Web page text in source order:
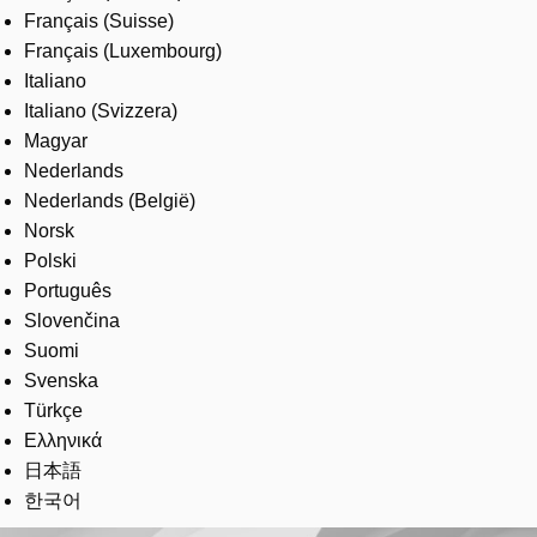
Français (Suisse)
Français (Luxembourg)
Italiano
Italiano (Svizzera)
Magyar
Nederlands
Nederlands (België)
Norsk
Polski
Português
Slovenčina
Suomi
Svenska
Türkçe
Ελληνικά
日本語
한국어